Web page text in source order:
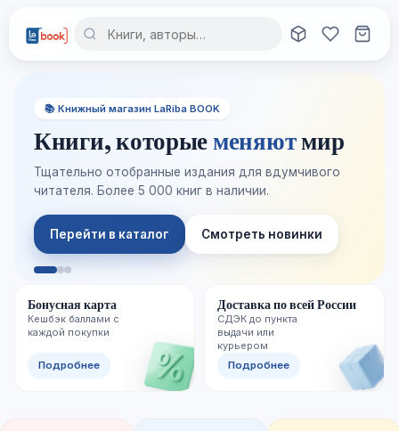
📚 Книжный магазин LaRiba BOOK
Книги, которыеменяютмир
Тщательно отобранные издания для вдумчивого
читателя. Более 5 000 книг в наличии.
Перейти в каталог Смотреть новинки
Бонусная карта
Кешбэк баллами с
каждой покупки
Подробнее
Доставка по всей России
СДЭК до пункта
выдачи или
курьером
Подробнее